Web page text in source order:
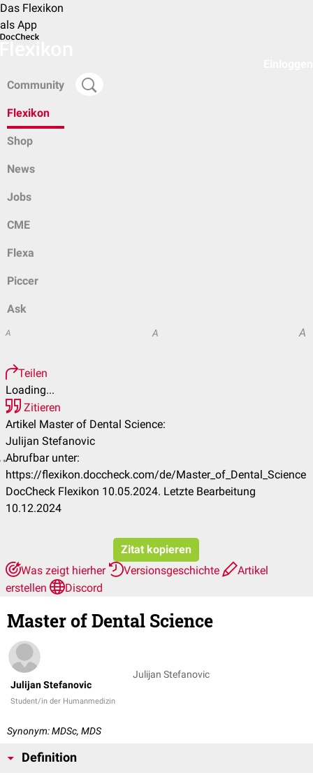
Das Flexikon
als App
Community
Flexikon
Shop
News
Jobs
CME
Flexa
Piccer
Ask
A A A
Teilen
Loading...
Zitieren
Artikel Master of Dental Science:
Julijan Stefanovic
Abrufbar unter:
https://flexikon.doccheck.com/de/Master_of_Dental_Science
DocCheck Flexikon 10.05.2024. Letzte Bearbeitung
10.12.2024
Zitat kopieren
Was zeigt hierher
Versionsgeschichte
Artikel
erstellen
Discord
Master of Dental Science
Julijan Stefanovic
Student/in der Humanmedizin
Julijan Stefanovic
Synonym: MDSc, MDS
Definition